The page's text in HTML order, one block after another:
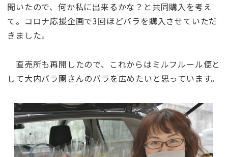
聞いたので、何か私に出来るかな？と共同購入を考え
て。コロナ応援企画で3回ほどバラを購入させていただ
きました。
直売所も再開したので、これからはミルフルール便と
して大内バラ園さんのバラを広めたいと思っています。